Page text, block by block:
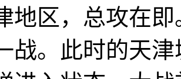
地区，总攻在
战。此时的天